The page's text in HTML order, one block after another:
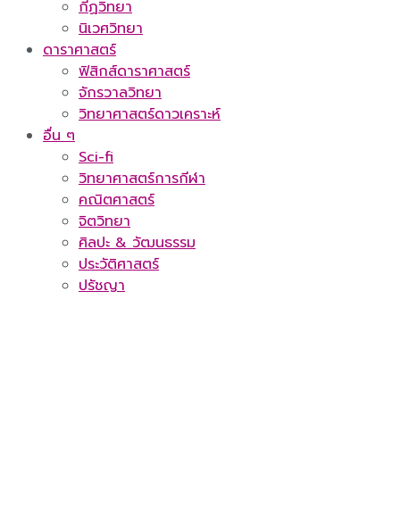
กีฏวิทยา
นิเวศวิทยา
ดาราศาสตร์
ฟิสิกส์ดาราศาสตร์
จักรวาลวิทยา
วิทยาศาสตร์ดาวเคราะห์
อื่น ๆ
Sci-fi
วิทยาศาสตร์การกีฬา
คณิตศาสตร์
จิตวิทยา
ศิลปะ & วัฒนธรรม
ประวัติศาสตร์
ปรัชญา